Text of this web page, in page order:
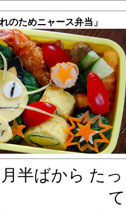
のためニャース弁当」
半ばから たっ